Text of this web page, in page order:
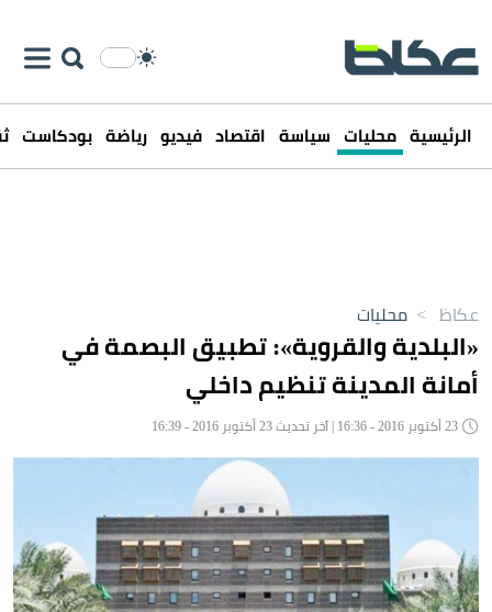
الرئيسية محليات سياسة اقتصاد فيديو رياضة بودكاست
عكاظ > محليات
«البلدية والقروية»: تطبيق البصمة في
أمانة المدينة تنظيم داخلي